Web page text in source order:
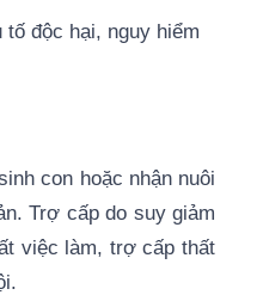
độc hại, nguy hiểm
con hoặc nhận nuôi
Trợ cấp do suy giảm
việc làm, trợ cấp thất